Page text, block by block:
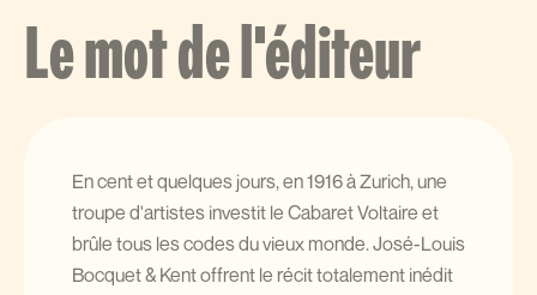
Le mot de l'éditeur
En cent et quelques jours, en 1916 à Zurich, une
troupe d'artistes investit le Cabaret Voltaire et
brûle tous les codes du vieux monde. José-Louis
Bocquet & Kent offrent le récit totalement inédit